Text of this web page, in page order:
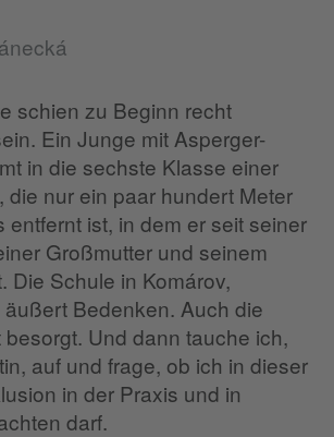
schien zu Beginn recht
Ein Junge mit Asperger-
in die sechste Klasse einer
die nur ein paar hundert Meter
entfernt ist, in dem er seit seiner
Großmutter und seinem
Die Schule in Komárov,
Bedenken. Auch die
Und dann tauche ich,
auf und frage, ob ich in dieser
in der Praxis und in
darf.